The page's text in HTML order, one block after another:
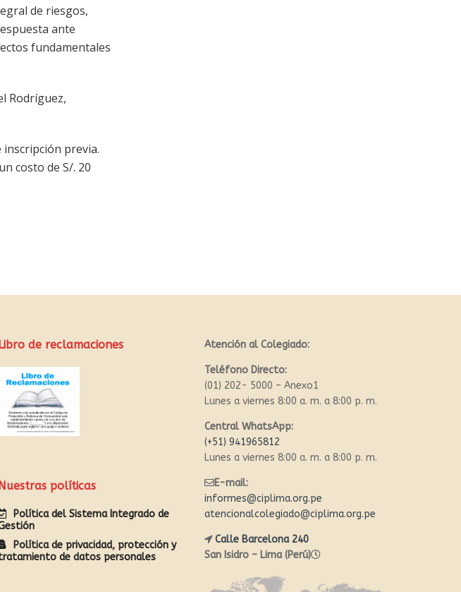
de riesgos,
ante
fundamentales
Rodríguez,
previa.
costo de S/. 20
Libro de reclamaciones
Nuestras políticas
Política del Sistema Integrado de
Política de privacidad, protección y
de datos personales
Atención al Colegiado:
Teléfono Directo:
(01) 202- 5000 – Anexo1
Lunes a viernes 8:00 a. m. a 8:00 p. m.
Central WhatsApp:
(+51) 941965812
Lunes a viernes 8:00 a. m. a 8:00 p. m.
E-mail:
informes@ciplima.org.pe
atencionalcolegiado@ciplima.org.pe
Calle Barcelona 240
San Isidro – Lima (Perú)